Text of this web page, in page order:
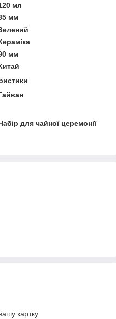
мл
мм
мм
для чайної церемонії
картку